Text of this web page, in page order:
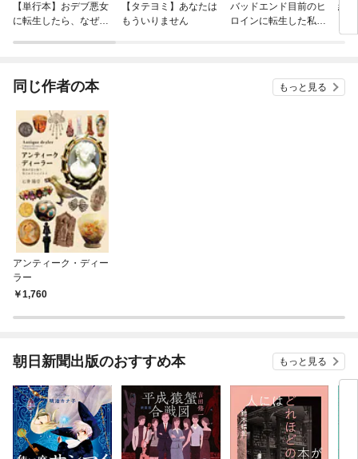
【単行本】おデブ悪女
に転生したら、なぜか
【タテヨミ】あなたは
もういりません
バッドエンド目前のヒ
ロインに転生した私、
結
同じ作者の本 もっと見る
アンティーク・ディー
ラー
1,760
朝日新聞出版のおすすめ本 もっと見る